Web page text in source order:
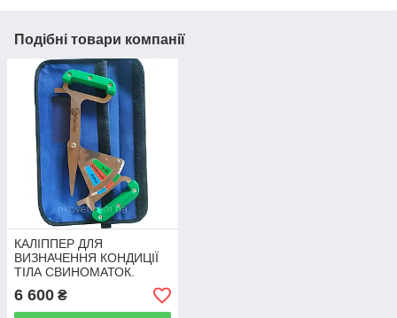
Подібні товари компанії
КАЛІППЕР ДЛЯ
ВИЗНАЧЕННЯ КОНДИЦІЇ
ТІЛА СВИНОМАТОК.
Датська генетика/PIC
6 600 ₴